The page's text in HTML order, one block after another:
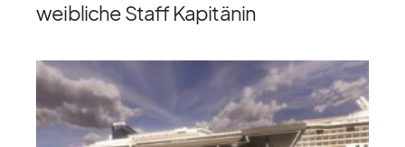
weibliche Staff Kapitänin